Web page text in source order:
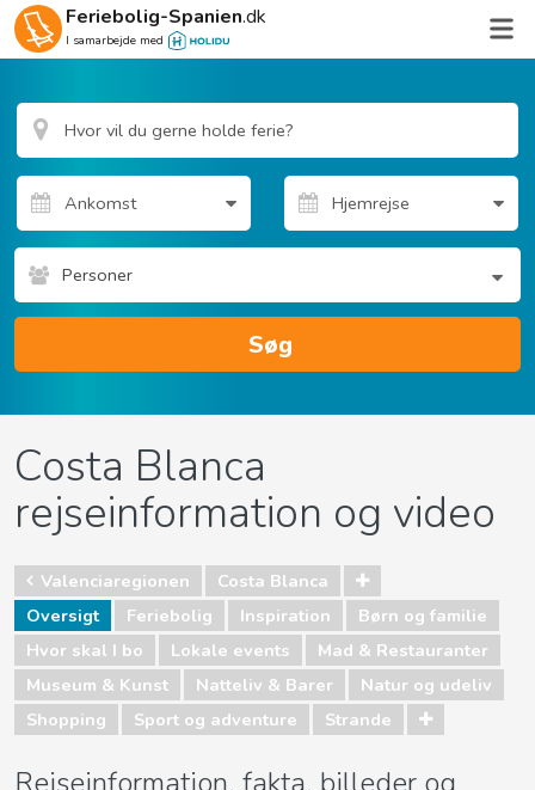
Feriebolig-Spanien.dk
I samarbejde med
Personer
Søg
Costa Blanca
rejseinformation og video
Valenciaregionen
Costa Blanca
Oversigt
Feriebolig Inspiration
Børn og familie
Hvor skal I bo
Lokale events
Mad & Restauranter
Museum & Kunst
Natteliv & Barer
Natur og udeliv
Shopping
Sport og adventure Strande